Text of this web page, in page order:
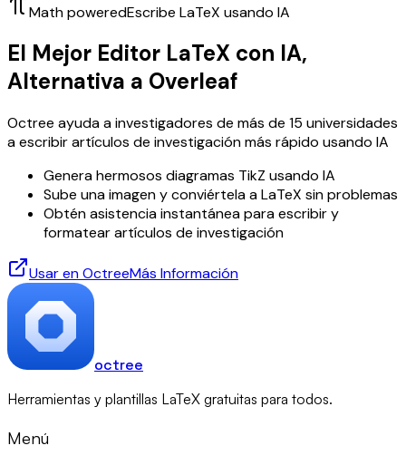
Math poweredEscribe LaTeX usando IA
El Mejor Editor LaTeX con IA,
Alternativa a Overleaf
Octree ayuda a investigadores de más de 15 universidades
a escribir artículos de investigación más rápido usando IA
Genera hermosos diagramas TikZ usando IA
Sube una imagen y conviértela a LaTeX sin problemas
Obtén asistencia instantánea para escribir y
formatear artículos de investigación
Usar en OctreeMás Información
octree
Herramientas y plantillas LaTeX gratuitas para todos.
Menú